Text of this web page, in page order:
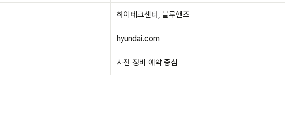
하이테크센터, 블루핸즈
hyundai.com
사전 정비 예약 중심